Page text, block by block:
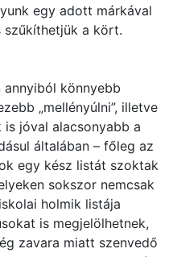
egy adott márkával
szűkíthetjük a kört.
könnyebb
„mellényúlni”, illetve
jóval alacsonyabb a
általában – főleg az
egy kész listát szoktak
sokszor nemcsak
holmik listája
is megjelölhetnek,
zavara miatt szenvedő